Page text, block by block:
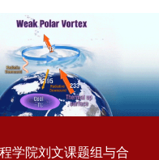
学院刘文课题组与合